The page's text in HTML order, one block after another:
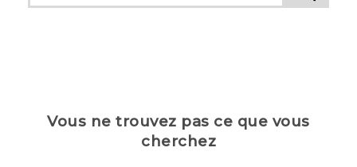
Vous ne trouvez pas ce que vous
cherchez